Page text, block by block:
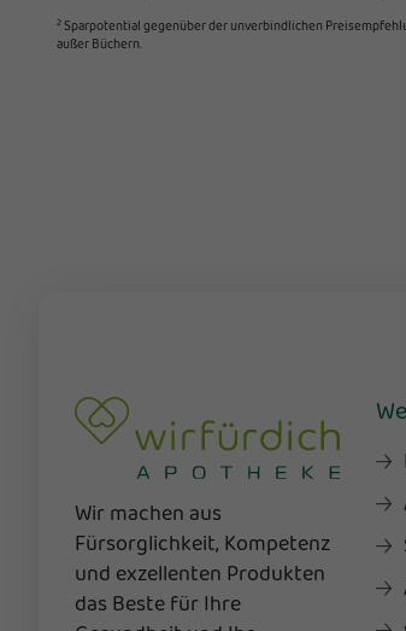
2Sparpotential gegenüber der unverbindlichen
außer Büchern.
Wir machen aus
Fürsorglichkeit, Kompetenz
und exzellenten Produkten
das Beste für Ihre